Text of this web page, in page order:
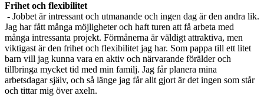
Frihet och flexibilitet
- Jobbet är intressant och utmanande och ingen dag är den andra lik.
Jag har fått många möjligheter och haft turen att få arbeta med
många intressanta projekt. Förmånerna är väldigt attraktiva, men
viktigast är den frihet och flexibilitet jag har. Som pappa till ett litet
barn vill jag kunna vara en aktiv och närvarande förälder och
tillbringa mycket tid med min familj. Jag får planera mina
arbetsdagar själv, och så länge jag får allt gjort är det ingen som står
och tittar mig över axeln.